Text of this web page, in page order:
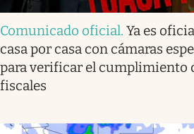
Comunicado oficial. Ya es
casa por casa con cámaras
para verificar el cumplimiento
fiscales